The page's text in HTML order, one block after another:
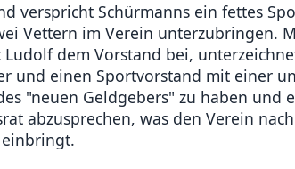
verspricht Schürmanns ein fettes
Vettern im Verein unterzubringen.
dem Vorstand bei,
und einen Sportvorstand mit einer
"neuen Geldgebers" zu haben und
abzusprechen, was den Verein